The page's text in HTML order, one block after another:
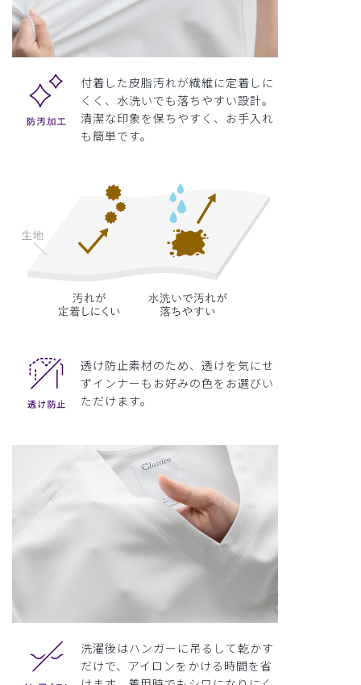
付着した皮脂汚れが繊維に定着しに
くく、水洗いでも落ちやすい設計。
清潔な印象を保ちやすく、お手入れ
も簡単です。
透け防止素材のため、透けを気にせ
ずインナーもお好みの色をお選びい
ただけます。
洗濯後はハンガーに吊るして乾かす
だけで、アイロンをかける時間を省